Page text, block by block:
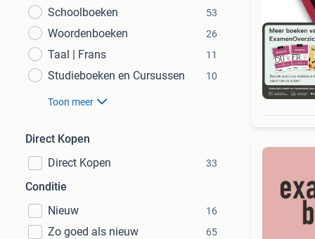
Schoolboeken
53
Woordenboeken 26
Taal | Frans 11
Studieboeken en Cursussen 10
Toon meer
Direct Kopen
Direct Kopen
33
Conditie
Nieuw
16
Zo goed als nieuw 65